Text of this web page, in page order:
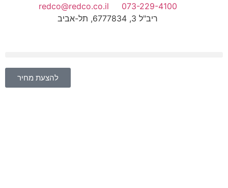
073-229-4100
redco@redco.co.il
ריב"ל 3, 6777834, תל-אביב
להצעת מחיר